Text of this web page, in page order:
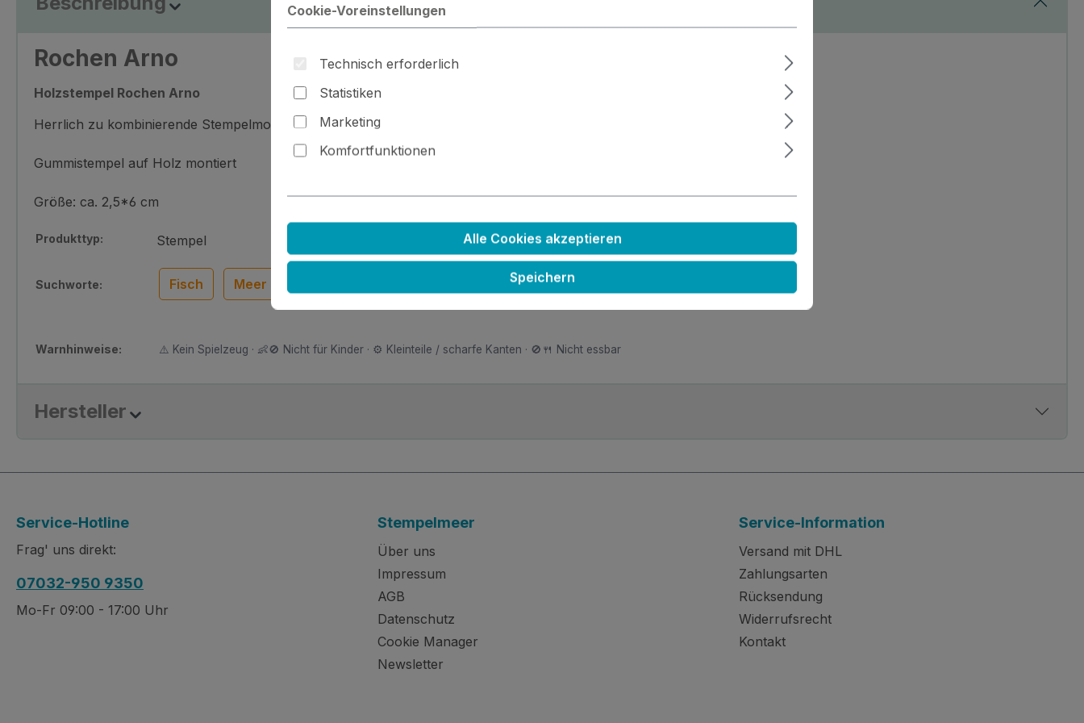
Rochen Arno
Holzstempel Rochen Arno
Herrlich zu kombinierende Stempelmotive für jede Gelegenheit!
Gummistempel auf Holz montiert
Größe: ca. 2,5*6 cm
Produkttyp: Stempel
Suchworte: Fisch Meer
Warnhinweise: ⚠️ Kein Spielzeug · 👶🚫 Nicht für Kinder · ⚙️ Kleinteile / scharfe Kanten · 🚫🍴 Nicht essbar
Hersteller
Service-Hotline
Frag' uns direkt:
07032-950 9350
Mo-Fr 09:00 - 17:00 Uhr
Stempelmeer
Über uns
Impressum
AGB
Datenschutz
Cookie Manager
Newsletter
Service-Information
Versand mit DHL
Zahlungsarten
Rücksendung
Widerrufsrecht
Kontakt
Cookie-Voreinstellungen
Technisch erforderlich
Statistiken
Marketing
Komfortfunktionen
Alle Cookies akzeptieren
Speichern